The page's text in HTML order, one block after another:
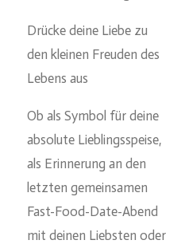
Drücke deine Liebe zu
den kleinen Freuden des
Lebens aus
Ob als Symbol für deine
absolute Lieblingsspeise,
als Erinnerung an den
letzten gemeinsamen
Fast-Food-Date-Abend
mit deinen Liebsten oder